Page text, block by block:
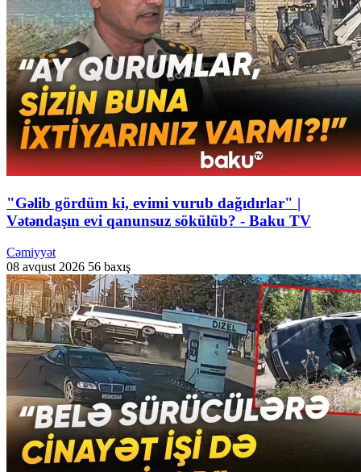
"Gəlib gördüm ki, evimi vurub dağıdırlar" |
Vətəndaşın evi qanunsuz sökülüb? - Baku TV
Cəmiyyət
08 avqust 2026 56 baxış